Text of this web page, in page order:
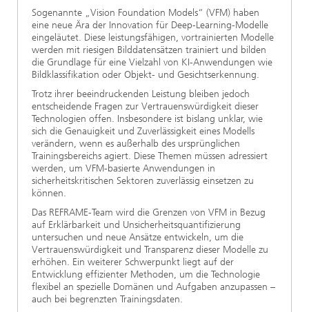
Sogenannte „Vision Foundation Models“ (VFM) haben
eine neue Ära der Innovation für Deep-Learning-Modelle
eingeläutet. Diese leistungsfähigen, vortrainierten Modelle
werden mit riesigen Bilddatensätzen trainiert und bilden
die Grundlage für eine Vielzahl von KI-Anwendungen wie
Bildklassifikation oder Objekt- und Gesichtserkennung.
Trotz ihrer beeindruckenden Leistung bleiben jedoch
entscheidende Fragen zur Vertrauenswürdigkeit dieser
Technologien offen. Insbesondere ist bislang unklar, wie
sich die Genauigkeit und Zuverlässigkeit eines Modells
verändern, wenn es außerhalb des ursprünglichen
Trainingsbereichs agiert. Diese Themen müssen adressiert
werden, um VFM-basierte Anwendungen in
sicherheitskritischen Sektoren zuverlässig einsetzen zu
können.
Das REFRAME-Team wird die Grenzen von VFM in Bezug
auf Erklärbarkeit und Unsicherheitsquantifizierung
untersuchen und neue Ansätze entwickeln, um die
Vertrauenswürdigkeit und Transparenz dieser Modelle zu
erhöhen. Ein weiterer Schwerpunkt liegt auf der
Entwicklung effizienter Methoden, um die Technologie
flexibel an spezielle Domänen und Aufgaben anzupassen –
auch bei begrenzten Trainingsdaten.